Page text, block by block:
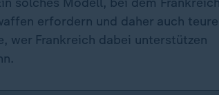
erfordern und daher auch
wer Frankreich dabei unterstützen